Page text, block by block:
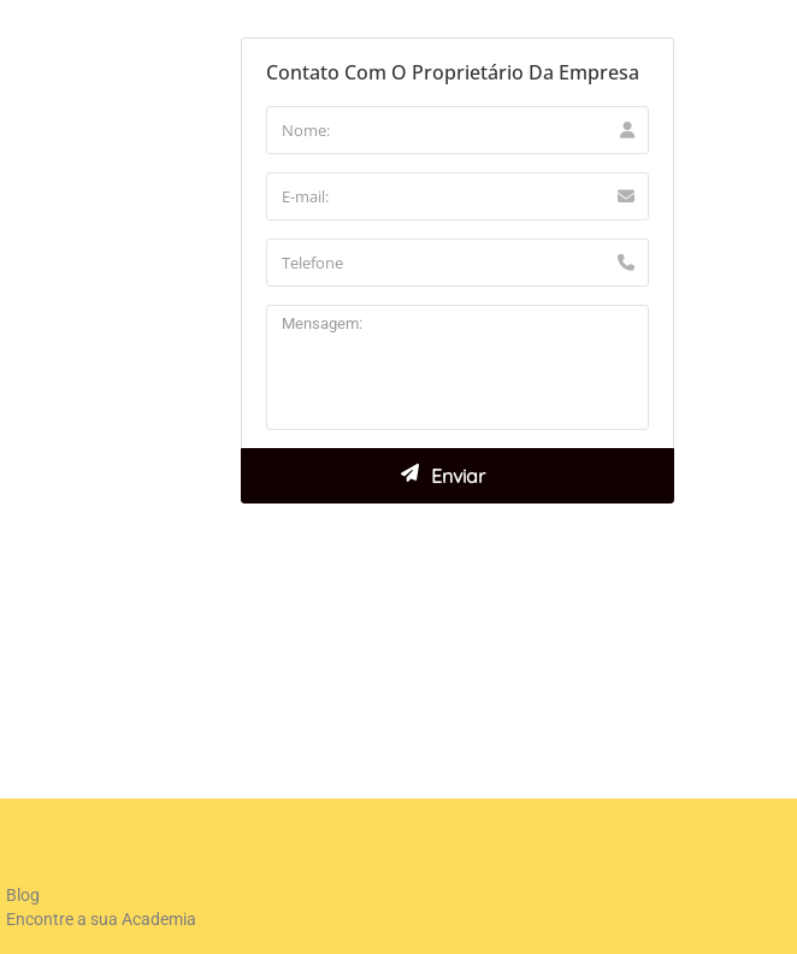
Leaflet
Contato Com O Proprietário Da Empresa
Blog
Encontre a sua Academia